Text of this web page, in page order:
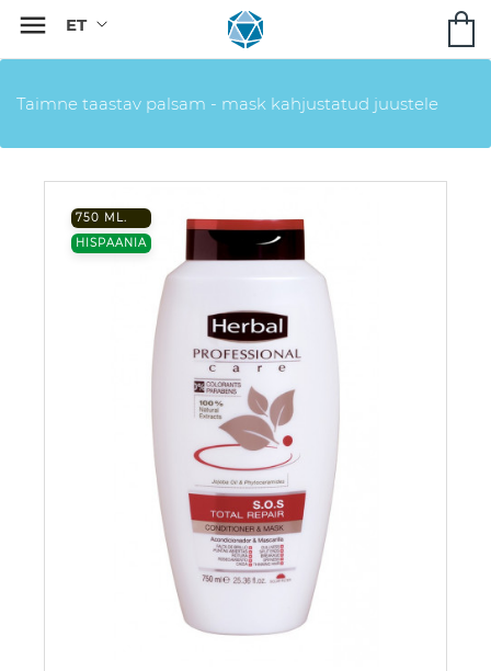

Taimne taastav palsam - mask kahjustatud juustele
750 ML.
HISPAANIA